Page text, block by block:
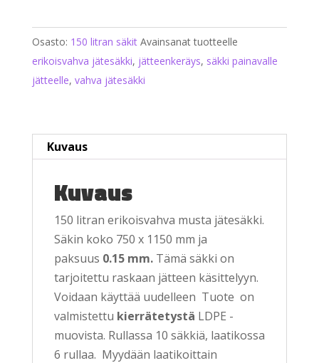
säkki
6
rullaa
määrä
Osasto: 150 litran säkit Avainsanat tuotteelle
erikoisvahva jätesäkki, jätteenkeräys, säkki painavalle
jätteelle, vahva jätesäkki
Kuvaus
Kuvaus
150 litran erikoisvahva musta jätesäkki.
Säkin koko 750 x 1150 mm ja
paksuus 0.15 mm. Tämä säkki on
tarjoitettu raskaan jätteen käsittelyyn.
Voidaan käyttää uudelleen Tuote on
valmistettu kierrätetystä LDPE -
muovista. Rullassa 10 säkkiä, laatikossa
6 rullaa. Myydään laatikoittain